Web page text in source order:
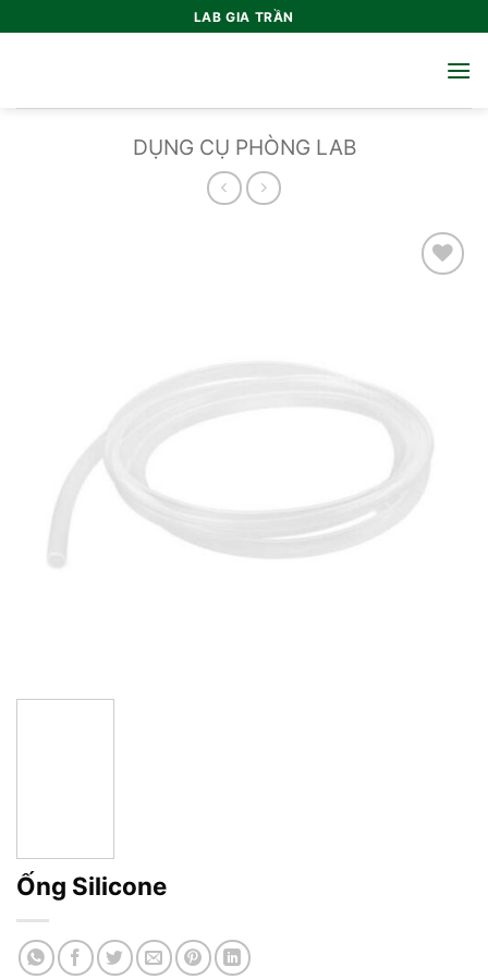
qua
LAB GIA TRẦN
DỤNG CỤ PHÒNG LAB
Ống Silicone